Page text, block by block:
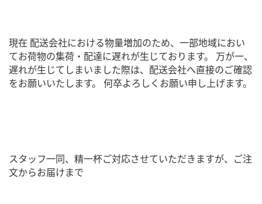
現在 配送会社における物量増加のため、一部地域におい
てお荷物の集荷・配達に遅れが生じております。 万が一、
遅れが生じてしまいました際は、配送会社へ直接のご確認
をお願いいたします。 何卒よろしくお願い申し上げます。
スタッフ一同、精一杯ご対応させていただきますが、ご注
文からお届けまで